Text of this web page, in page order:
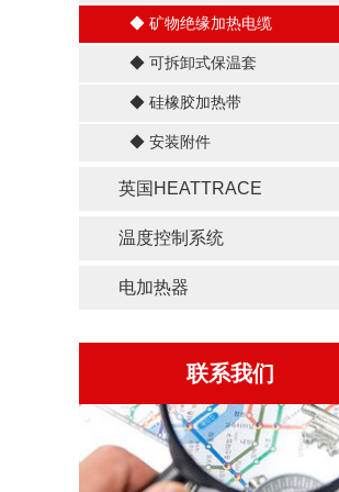
◆ 矿物绝缘加热电缆
◆ 可拆卸式保温套
◆ 硅橡胶加热带
◆ 安装附件
英国HEATTRACE
温度控制系统
电加热器
联系我们